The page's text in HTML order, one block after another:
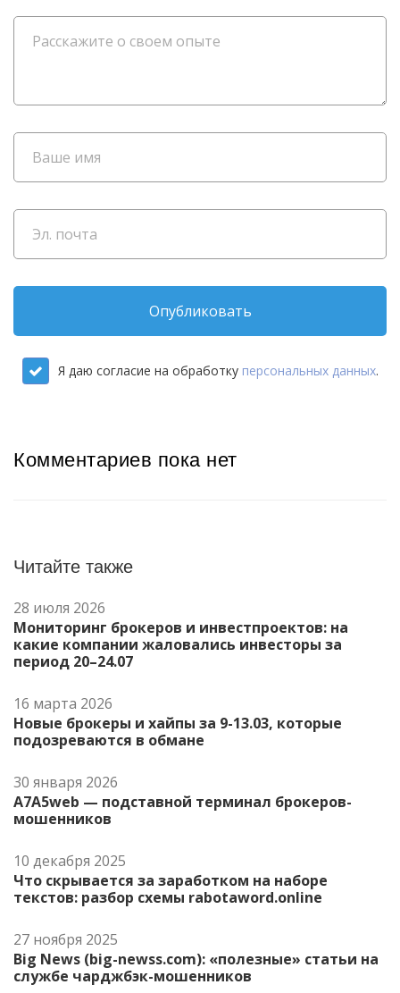
Опубликовать
Я даю согласие на обработку персональных данных.
Комментариев пока нет
Читайте также
28 июля 2026
Мониторинг брокеров и инвестпроектов: на
какие компании жаловались инвесторы за
период 20–24.07
16 марта 2026
Новые брокеры и хайпы за 9-13.03, которые
подозреваются в обмане
30 января 2026
A7A5web — подставной терминал брокеров-
мошенников
10 декабря 2025
Что скрывается за заработком на наборе
текстов: разбор схемы rabotaword.online
27 ноября 2025
Big News (big-newss.com): «полезные» статьи на
службе чарджбэк-мошенников